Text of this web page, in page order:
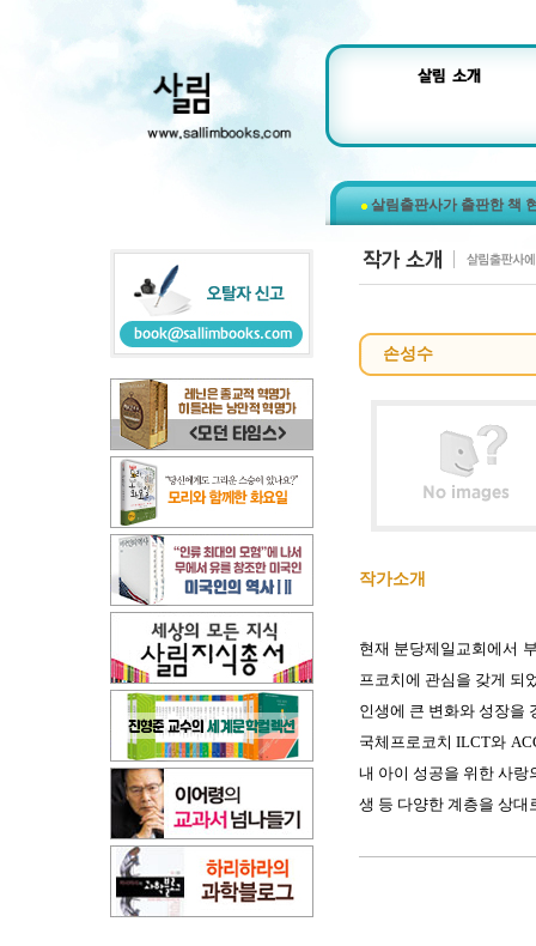
살림출판사가 출판한 책
손성수
작가소개
현재 분당제일교회에서
프코치에 관심을 갖게 되
인생에 큰 변화와 성장을
국체프로코치 ILCT와
내 아이 성공을 위한 사랑
생 등 다양한 계층을 상대